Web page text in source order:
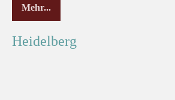
Mehr...
Heidelberg